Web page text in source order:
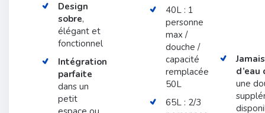
Design
sobre,
élégant et
fonctionnel
Intégration
parfaite
dans un
petit
40L : 1
personne
max /
douche /
capacité
remplacée
50L
65L : 2/3
d’eau
une